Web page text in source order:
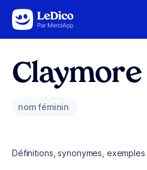
Aller au contenu
Claymore
nom féminin
Définitions, synonymes, exemples